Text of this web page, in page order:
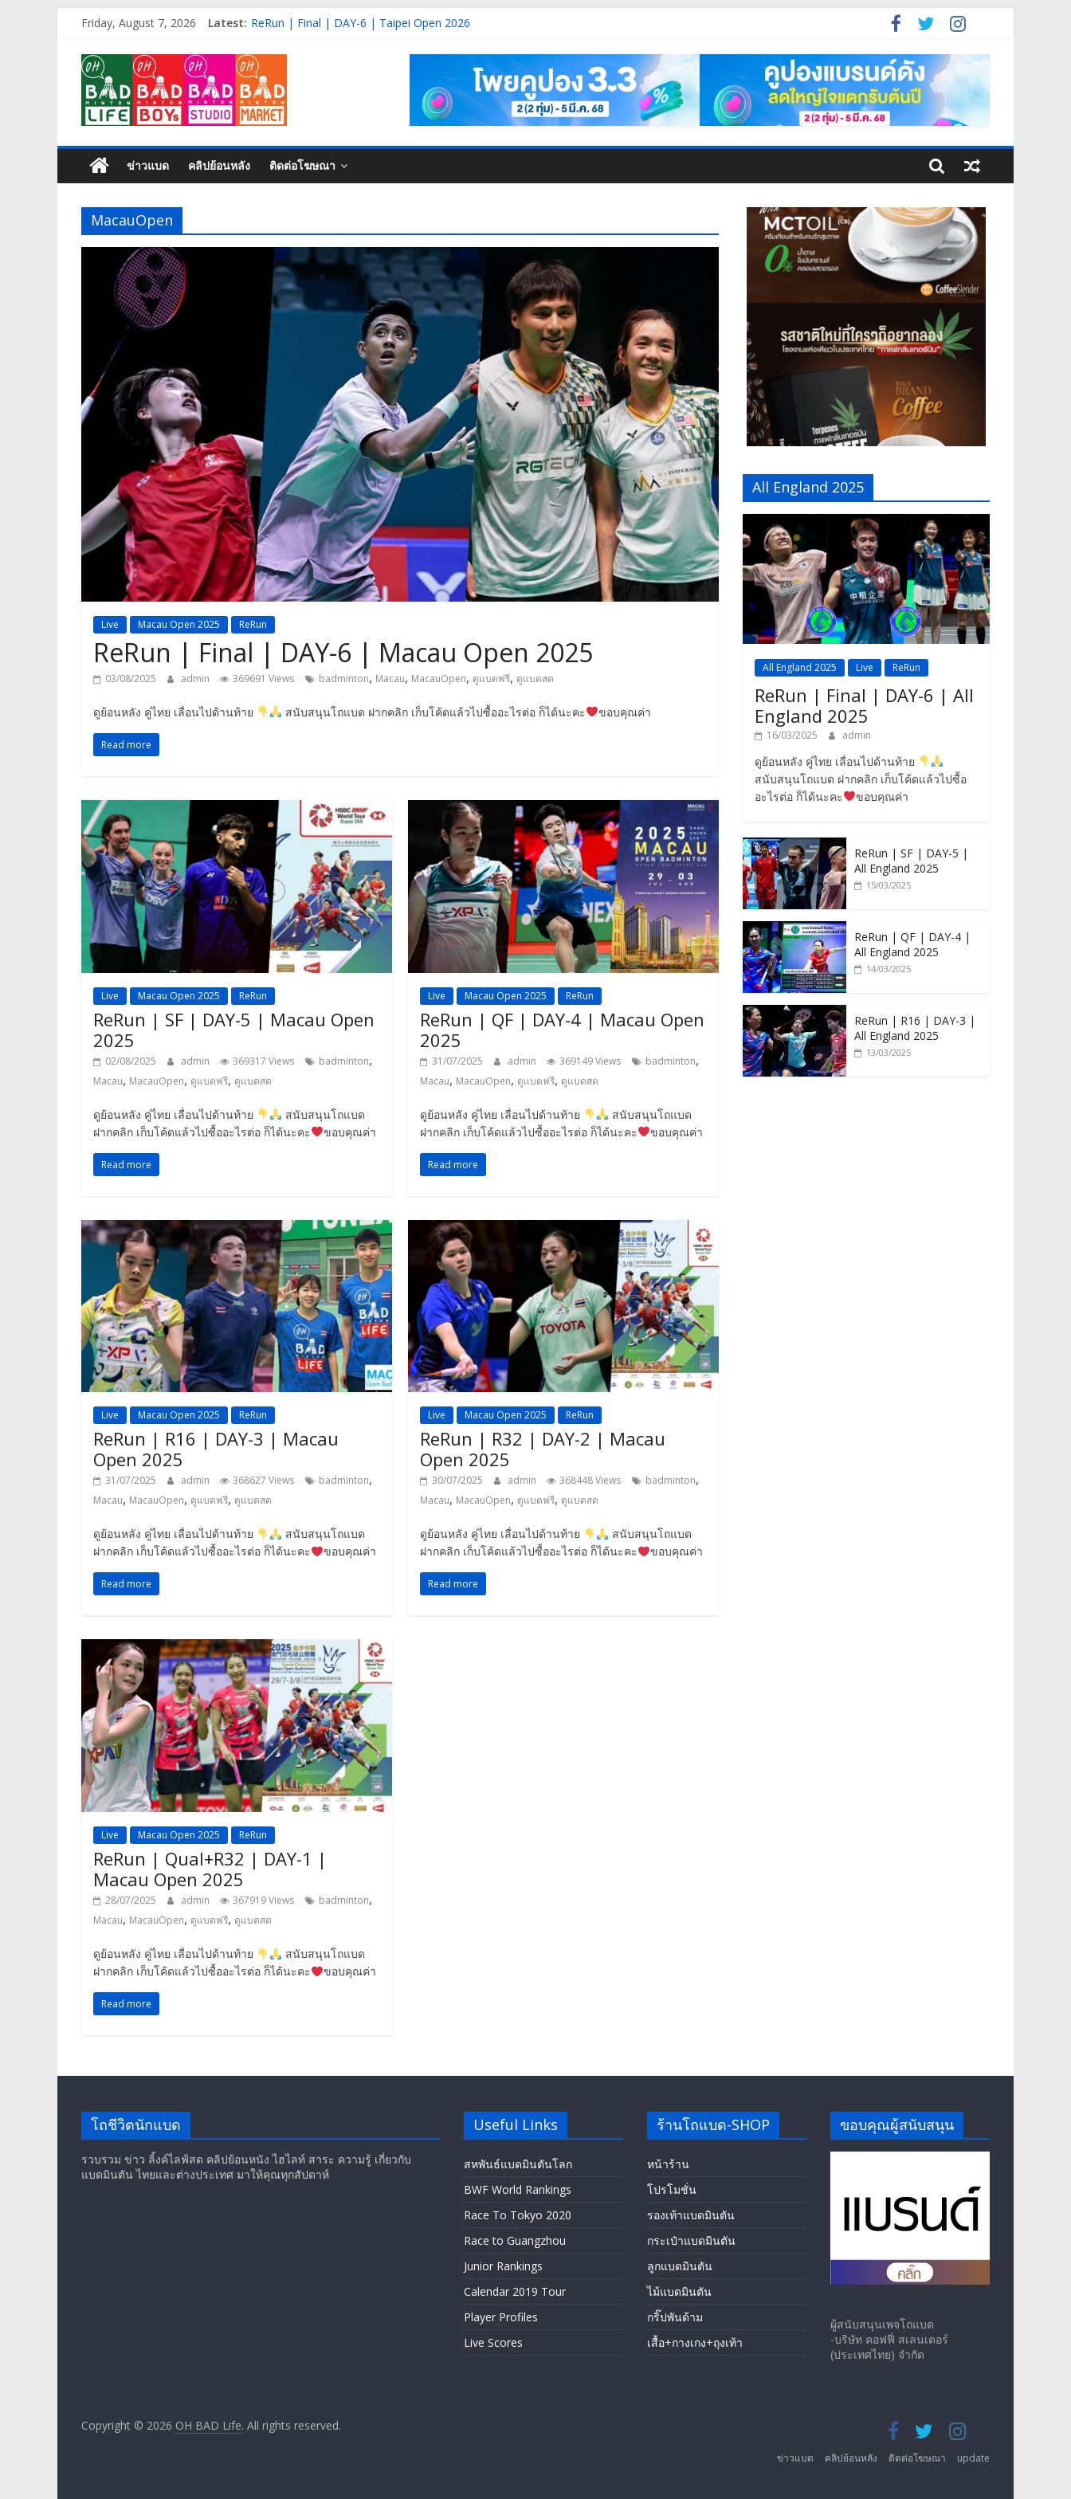
content
Friday, August 7, 2026 Latest: ReRun | Qual+R32 | DAY-1 | Korea Masters 2026
Live | QF | DAY-4 | Korea Masters 2026
ReRun | R16 | DAY-3 | Korea Masters 2026
ReRun | R32 | DAY-2 | Korea Masters 2026
OH
BAD
Life
isn’t
just
a
ข่าวแบด คลิปย้อนหลัง ติดต่อโฆษณา
MacauOpen
Live Macau Open 2025 ReRun
ReRun | Final | DAY-6 | Macau Open 2025
03/08/2025 admin 369691 Views badminton, Macau, MacauOpen, ดูแบดฟรี, ดูแบดสด
ดูย้อนหลัง คู่ไทย เลื่อนไปด้านท้าย สนับสนุนโถแบด ฝากคลิก เก็บโค้ดแล้วไปซื้ออะไรต่อ ก็ได้นะคะ ขอบคุณค่า
Read more
Live Macau Open 2025 ReRun
ReRun | SF | DAY-5 | Macau Open
2025
02/08/2025 admin 369317 Views badminton,
Macau, MacauOpen, ดูแบดฟรี, ดูแบดสด
ดูย้อนหลัง คู่ไทย เลื่อนไปด้านท้าย
สนับสนุนโถแบด
ฝากคลิก เก็บโค้ดแล้วไปซื้ออะไรต่อ ก็ได้นะคะ
ขอบคุณค่า
Read more
Live Macau Open 2025 ReRun
ReRun | QF | DAY-4 | Macau Open
2025
31/07/2025 admin 369149 Views badminton,
Macau, MacauOpen, ดูแบดฟรี, ดูแบดสด
ดูย้อนหลัง คู่ไทย เลื่อนไปด้านท้าย
สนับสนุนโถแบด
ฝากคลิก เก็บโค้ดแล้วไปซื้ออะไรต่อ ก็ได้นะคะ
ขอบคุณค่า
Read more
Live Macau Open 2025 ReRun
ReRun | R16 | DAY-3 | Macau
Open 2025
31/07/2025 admin 368627 Views badminton,
Macau, MacauOpen, ดูแบดฟรี, ดูแบดสด
ดูย้อนหลัง คู่ไทย เลื่อนไปด้านท้าย
สนับสนุนโถแบด
ฝากคลิก เก็บโค้ดแล้วไปซื้ออะไรต่อ ก็ได้นะคะ
ขอบคุณค่า
Read more
Live Macau Open 2025 ReRun
ReRun | R32 | DAY-2 | Macau
Open 2025
30/07/2025 admin 368448 Views badminton,
Macau, MacauOpen, ดูแบดฟรี, ดูแบดสด
ดูย้อนหลัง คู่ไทย เลื่อนไปด้านท้าย
สนับสนุนโถแบด
ฝากคลิก เก็บโค้ดแล้วไปซื้ออะไรต่อ ก็ได้นะคะ
ขอบคุณค่า
Read more
Live Macau Open 2025 ReRun
ReRun | Qual+R32 | DAY-1 |
Macau Open 2025
28/07/2025 admin 367919 Views badminton,
Macau, MacauOpen, ดูแบดฟรี, ดูแบดสด
ดูย้อนหลัง คู่ไทย เลื่อนไปด้านท้าย
สนับสนุนโถแบด
ฝากคลิก เก็บโค้ดแล้วไปซื้ออะไรต่อ ก็ได้นะคะ
ขอบคุณค่า
Read more
All England 2025
All England 2025 Live ReRun
ReRun | Final | DAY-6 | All
England 2025
16/03/2025 admin
ดูย้อนหลัง คู่ไทย เลื่อนไปด้านท้าย
สนับสนุนโถแบด ฝากคลิก เก็บโค้ดแล้วไปซื้อ
อะไรต่อ ก็ได้นะคะ
ขอบคุณค่า
ReRun | SF | DAY-5 |
All England 2025
15/03/2025
ReRun | QF | DAY-4 |
All England 2025
14/03/2025
ReRun | R16 | DAY-3 |
All England 2025
13/03/2025
โถชีวิตนักแบด
รวบรวม ข่าว ลิ้งค์ไลฟ์สด คลิปย้อนหนัง ไฮไลท์ สาระ ความรู้ เกี่ยวกับ
แบดมินตัน ไทยและต่างประเทศ มาให้คุณทุกสัปดาห์
Useful Links
สหพันธ์แบดมินตันโลก
BWF World Rankings
Race To Tokyo 2020
Race to Guangzhou
Junior Rankings
Calendar 2019 Tour
Player Profiles
Live Scores
ร้านโถแบด-SHOP
หน้าร้าน
โปรโมชั่น
รองเท้าแบดมินตัน
กระเป๋าแบดมินตัน
ลูกแบดมินตัน
ไม้แบดมินตัน
กริ๊ปพันด้าม
เสื้อ+กางเกง+ถุงเท้า
ขอบคุณผู้สนับสนุน
ผู้สนับสนุนเพจโถแบด
-บริษัท คอฟฟี่ สเลนเดอร์
(ประเทศไทย) จำกัด
ข่าวแบด คลิปย้อนหลัง ติดต่อโฆษณา update
Copyright © 2026 OH BAD Life. All rights reserved.